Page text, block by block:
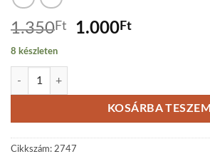
1.350Ft
Original
1.000FtCurrent
8 készleten
Yawp Court mennyiség
KOSÁRBA TESZEM
Cikkszám: 2747